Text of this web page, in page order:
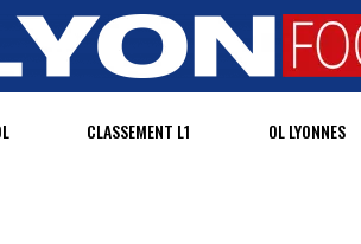
CLASSEMENT L1 OL LYONNES